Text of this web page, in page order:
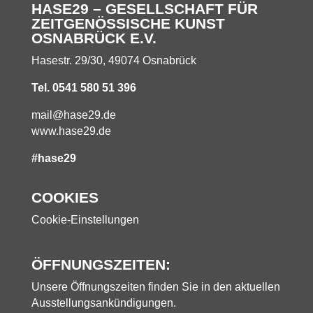
HASE29 – GESELLSCHAFT FÜR
ZEITGENÖSSISCHE KUNST
OSNABRÜCK E.V.
Hasestr. 29/30, 49074 Osnabrück
Tel. 0541 580 51 396
mail@hase29.de
www.hase29.de
#hase29
COOKIES
Cookie-Einstellungen
ÖFFNUNGSZEITEN:
Unsere Öffnungszeiten finden Sie in den aktuellen
Ausstellungsankündigungen.